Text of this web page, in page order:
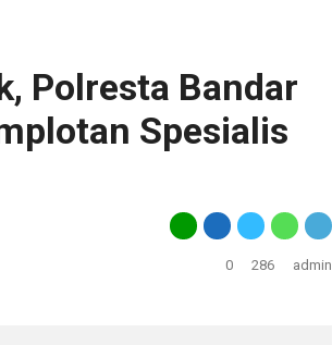
Polresta Bandar
Spesialis
0 286 admin